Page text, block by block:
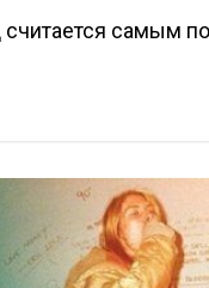
считается самым